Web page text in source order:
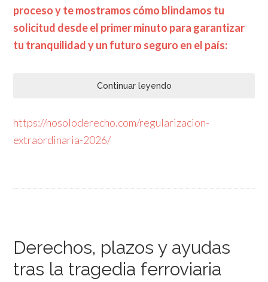
proceso y te mostramos cómo blindamos tu
solicitud desde el primer minuto para garantizar
tu tranquilidad y un futuro seguro en el país:
Continuar leyendo
https://nosoloderecho.com/regularizacion-
extraordinaria-2026/
Derechos, plazos y ayudas
tras la tragedia ferroviaria